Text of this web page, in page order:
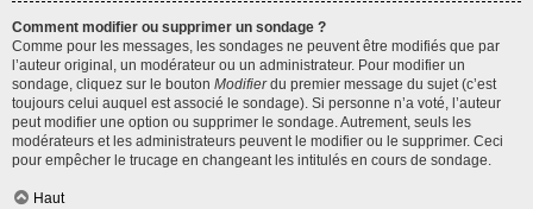
Comment modifier ou supprimer un sondage ?
Comme pour les messages, les sondages ne peuvent être modifiés que par
l’auteur original, un modérateur ou un administrateur. Pour modifier un
sondage, cliquez sur le bouton Modifierdu premier message du sujet (c’est
toujours celui auquel est associé le sondage). Si personne n’a voté, l’auteur
peut modifier une option ou supprimer le sondage. Autrement, seuls les
modérateurs et les administrateurs peuvent le modifier ou le supprimer. Ceci
pour empêcher le trucage en changeant les intitulés en cours de sondage.
Haut